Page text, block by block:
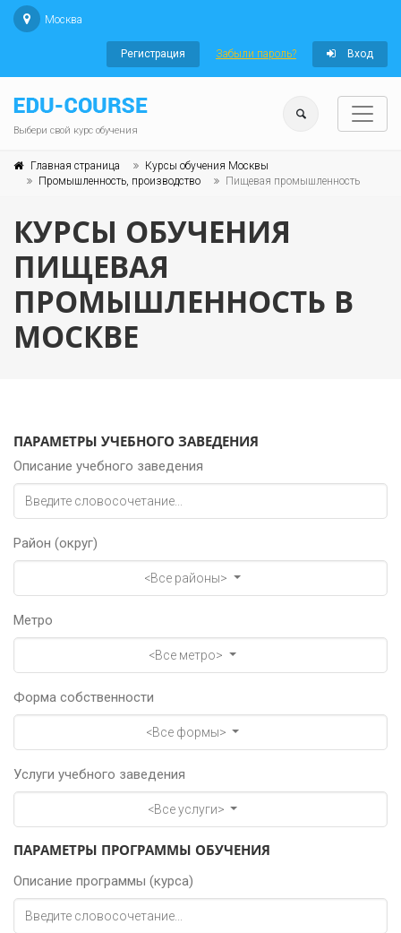
Москва
Регистрация Забыли пароль? Вход
Выбери свой курс обучения
Главная страница
Курсы обучения Москвы
Промышленность, производство
Пищевая промышленность
КУРСЫ ОБУЧЕНИЯ
ПИЩЕВАЯ
ПРОМЫШЛЕННОСТЬ В
МОСКВЕ
ПАРАМЕТРЫ УЧЕБНОГО ЗАВЕДЕНИЯ
Описание учебного заведения
Район (округ)
<Все районы>
Метро
<Все метро>
Форма собственности
<Все формы>
Услуги учебного заведения
<Все услуги>
ПАРАМЕТРЫ ПРОГРАММЫ ОБУЧЕНИЯ
Описание программы (курса)